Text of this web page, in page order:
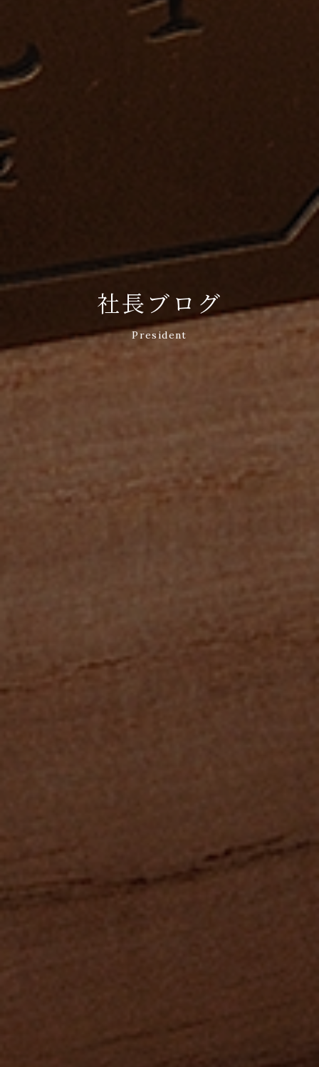
社長ブログ
President